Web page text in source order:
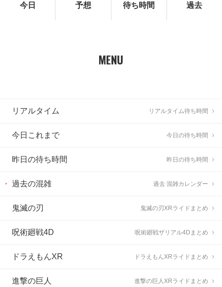
今日 予想 待ち時間 過去
MENU
リアルタイム リアルタイム待ち時間
今日これまで 今日の待ち時間
昨日の待ち時間 昨日の待ち時間
過去の混雑 過去 混雑カレンダー
鬼滅の刃 鬼滅の刃XRライドまとめ
呪術廻戦4D 呪術廻戦ザリアル4Dまとめ
ドラえもんXR ドラえもんXRライドまとめ
進撃の巨人 進撃の巨人XRライドまとめ